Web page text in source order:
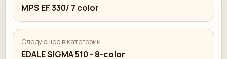
MPS EF 330/ 7 color
Следующее в категории
EDALE SIGMA 510 - 8-color